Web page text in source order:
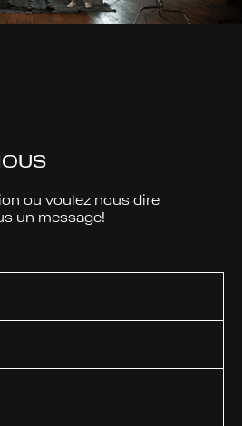
ou voulez nous dire
un message!